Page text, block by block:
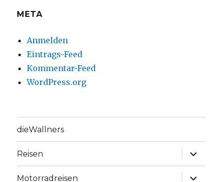
META
Anmelden
Eintrags-Feed
Kommentar-Feed
WordPress.org
dieWallners
Reisen
Motorradreisen